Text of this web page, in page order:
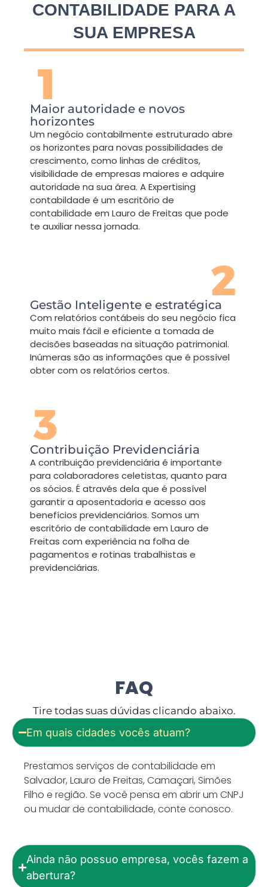
CONTABILIDADE PARA A
SUA EMPRESA
Maior autoridade e novos
horizontes
Um negócio contabilmente estruturado abre
os horizontes para novas possibilidades de
crescimento, como linhas de créditos,
visibilidade de empresas maiores e adquire
autoridade na sua área. A Expertising
contabildade é um escritório de
contabilidade em Lauro de Freitas que pode
te auxiliar nessa jornada.
Gestão Inteligente e estratégica
Com relatórios contábeis do seu negócio fica
muito mais fácil e eficiente a tomada de
decisões baseadas na situação patrimonial.
Inúmeras são as informações que é possível
obter com os relatórios certos.
Contribuição Previdenciária
A contribuição previdenciária é importante
para colaboradores celetistas, quanto para
os sócios. É através dela que é possível
garantir a aposentadoria e acesso aos
benefícios previdenciários. Somos um
escritório de contabilidade em Lauro de
Freitas com experiência na folha de
pagamentos e rotinas trabalhistas e
previdenciárias.
FAQ
Tire todas suas dúvidas clicando abaixo.
Em quais cidades vocês atuam?
Prestamos serviços de contabilidade em
Salvador, Lauro de Freitas, Camaçari, Simões
Filho e região. Se você pensa em abrir um CNPJ
ou mudar de contabilidade, conte conosco.
Ainda não possuo empresa, vocês fazem a
abertura?